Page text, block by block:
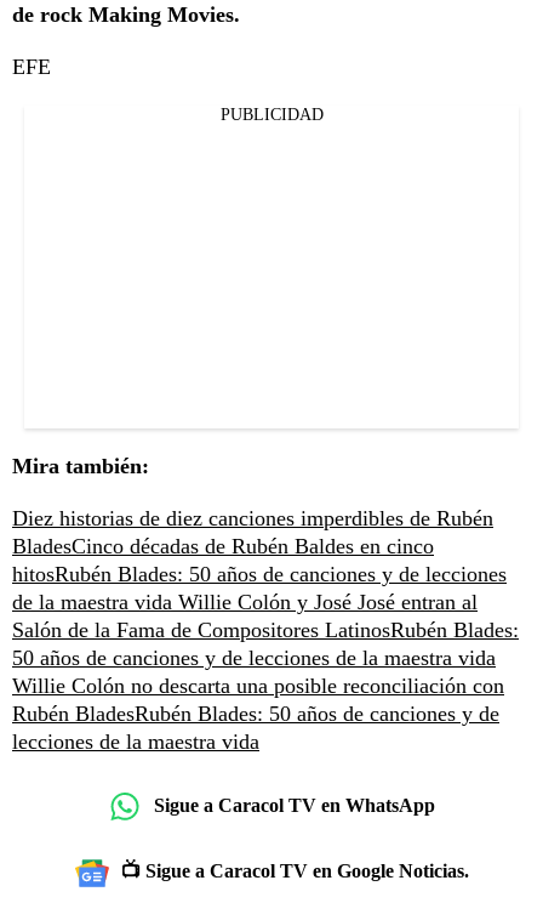
de rock Making Movies.
EFE
PUBLICIDAD
Mira también:
Diez historias de diez canciones imperdibles de Rubén
BladesCinco décadas de Rubén Baldes en cinco
hitosRubén Blades: 50 años de canciones y de lecciones
de la maestra vida Willie Colón y José José entran al
Salón de la Fama de Compositores LatinosRubén Blades:
50 años de canciones y de lecciones de la maestra vida
Willie Colón no descarta una posible reconciliación con
Rubén BladesRubén Blades: 50 años de canciones y de
lecciones de la maestra vida
Sigue a Caracol TV en WhatsApp
📺 Sigue a Caracol TV en Google Noticias.